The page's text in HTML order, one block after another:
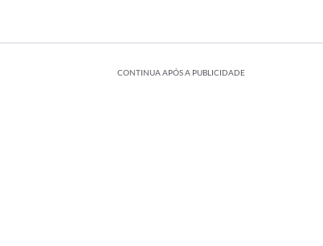
CONTINUA APÓS A PUBLICIDADE